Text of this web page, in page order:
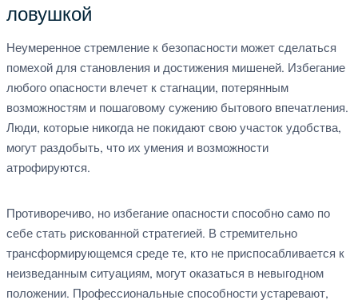
ловушкой
Неумеренное стремление к безопасности может сделаться
помехой для становления и достижения мишеней. Избегание
любого опасности влечет к стагнации, потерянным
возможностям и пошаговому сужению бытового впечатления.
Люди, которые никогда не покидают свою участок удобства,
могут раздобыть, что их умения и возможности
атрофируются.
Противоречиво, но избегание опасности способно само по
себе стать рискованной стратегией. В стремительно
трансформирующемся среде те, кто не приспосабливается к
неизведанным ситуациям, могут оказаться в невыгодном
положении. Профессиональные способности устаревают,